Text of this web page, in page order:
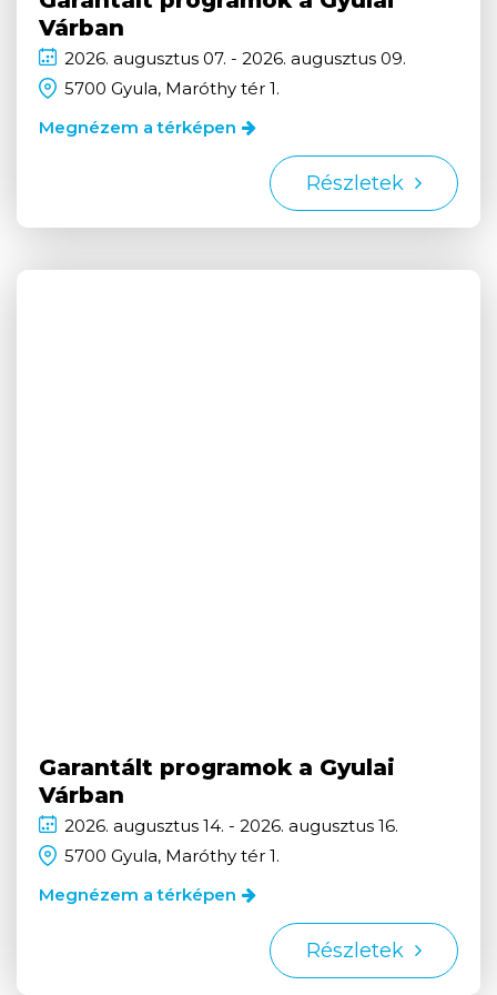
Várban
2026. augusztus 07. - 2026. augusztus 09.
5700 Gyula, Maróthy tér 1.
Megnézem a térképen
Részletek
Garantált programok a Gyulai
Várban
2026. augusztus 14. - 2026. augusztus 16.
5700 Gyula, Maróthy tér 1.
Megnézem a térképen
Részletek